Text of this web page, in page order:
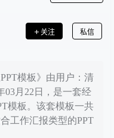
关注 私信
模板》由用户：清
03月22日，是一套经
模板。该套模板一共
工作汇报类型的PPT